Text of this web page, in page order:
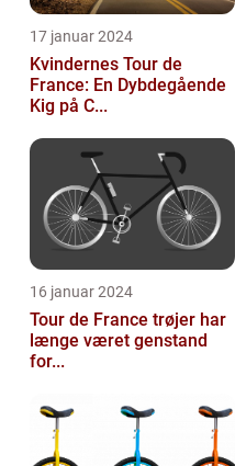
17 januar 2024
Kvindernes Tour de
France: En Dybdegående
Kig på C...
16 januar 2024
Tour de France trøjer har
længe været genstand
for...